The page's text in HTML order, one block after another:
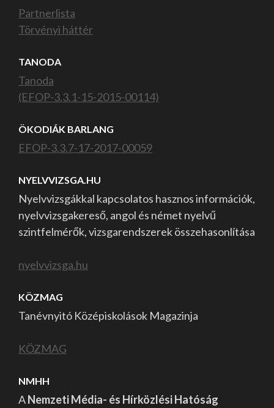
Partnerlista
Törvényi háttér
TANODA
Tanoda
(EFOP-3.3.1-15-2015-00114)
ÖKODIÁK BARLANG
EFOP-3.3.7-17-2017-00059
NYELVVIZSGA.HU
Nyelvvizsgákkal kapcsolatos hasznos információk,
nyelvvizsgakereső, angol és német nyelvű
szintfelmérők, vizsgarendszerek összehasonlítása
nyelvvizsga.hu
KÖZMAG
Tanévnyitó Középiskolások Magazinja
KÖZMAG
NMHH
ANemzeti Média- és Hírközlési Hatóság